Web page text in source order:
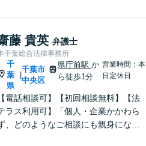
藤 貴英 弁護士
千葉総合法律事務所
千
葉
県
千葉市
中央区
県庁前駅か
ら徒歩1分
営業時間：本
日定休日
【電話相談可】【初回相談無料】【法
ラス利用可】「個人・企業かかわら
、どのようなご相談にも親身になっ